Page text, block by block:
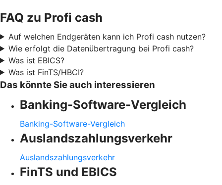
FAQ zu Profi cash
Auf welchen Endgeräten kann ich Profi cash nutzen?
Wie erfolgt die Datenübertragung bei Profi cash?
Was ist EBICS?
Was ist FinTS/HBCI?
Das könnte Sie auch interessieren
Banking-Software-Vergleich
Banking-Software-Vergleich
Auslandszahlungsverkehr
Auslandszahlungsverkehr
FinTS und EBICS